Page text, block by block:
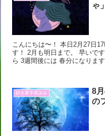
ゃ
こんにちは〜！ 本日2月27日
す！ 2月も明日まで。 早いで
ら 3週間後には 春分になりま
好き勝手星詠み
8
の